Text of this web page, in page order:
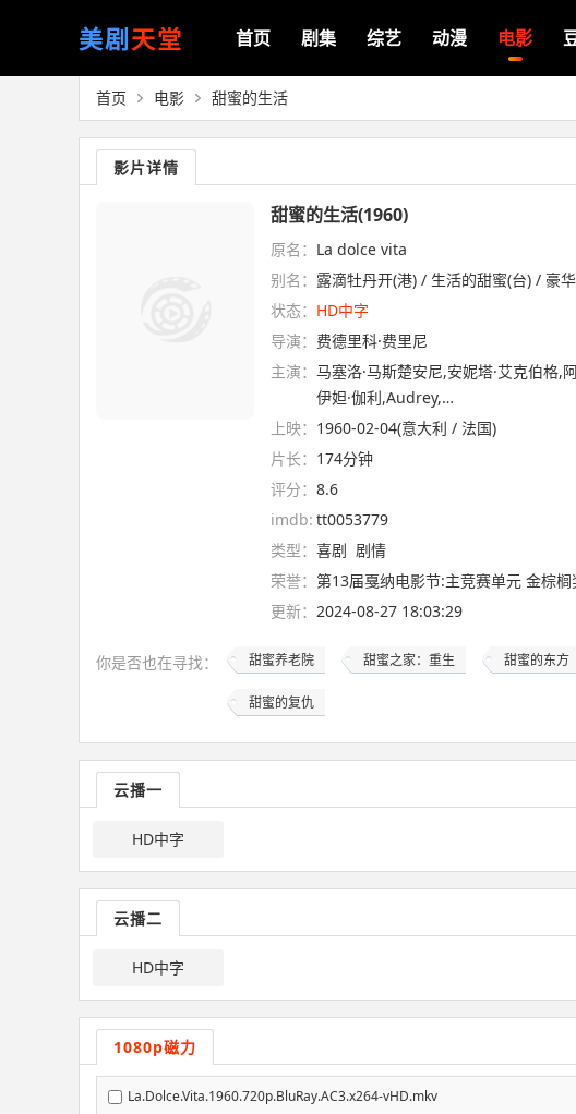
美剧天堂 首页 剧集 综艺 动漫 电影
首页 电影 甜蜜的生活
影片详情
甜蜜的生活(1960)
原名： La dolce vita
别名： 露滴牡丹开(港) / 生活的甜蜜(台) / 豪
状态： HD中字
导演： 费德里科·费里尼
主演： 马塞洛·马斯楚安尼,安妮塔·艾克伯格,
伊妲·伽利,Audrey,…
上映： 1960-02-04(意大利 / 法国)
片长： 174分钟
评分： 8.6
imdb: tt0053779
类型： 喜剧 剧情
荣誉： 第13届戛纳电影节:主竞赛单元 金棕
更新： 2024-08-27 18:03:29
你是否也在寻找： 甜蜜养老院 甜蜜之家：重生 甜蜜的东方
甜蜜的复仇
云播一
HD中字
云播二
HD中字
1080p磁力
La.Dolce.Vita.1960.720p.BluRay.AC3.x264-vHD.mkv